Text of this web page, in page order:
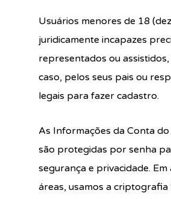
Usuários menores de 18
juridicamente incapazes
representados ou
caso, pelos seus pais ou
legais para fazer cadastro.
As Informações da Conta do
são protegidas por senha
segurança e privacidade. Em
áreas, usamos a criptografia